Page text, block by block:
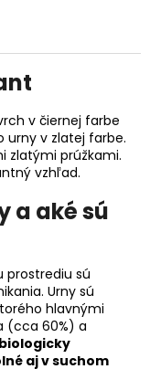
v čiernej farbe
urny v zlatej farbe.
zlatými prúžkami.
vzhľad.
a aké sú
prostrediu sú
Urny sú
hlavnými
(cca 60%) a
aj v suchom